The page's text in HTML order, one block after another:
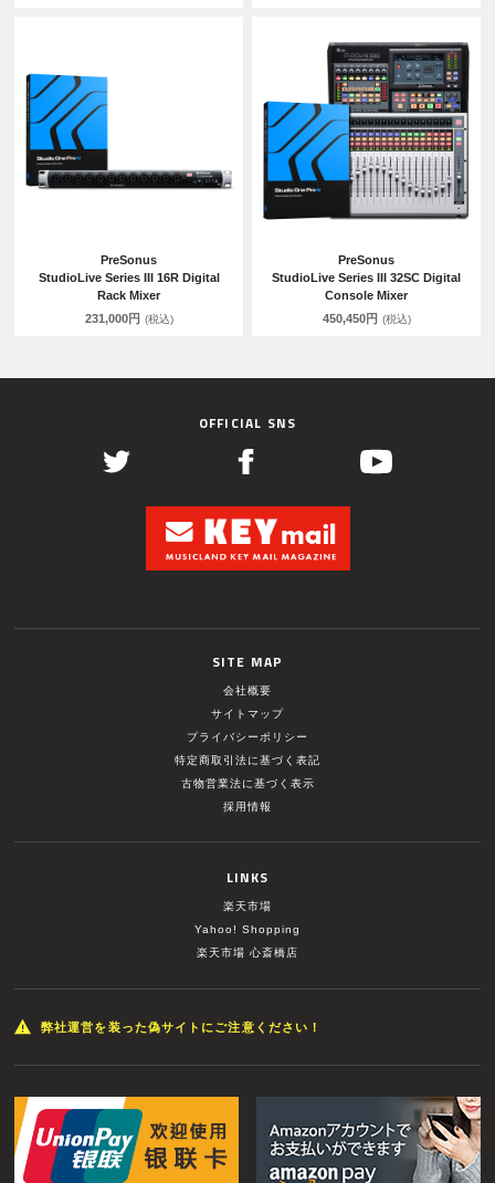
PreSonus
StudioLive Series III 16R Digital
Rack Mixer
231,000円 (税込)
PreSonus
StudioLive Series III 32SC Digital
Console Mixer
450,450円 (税込)
OFFICIAL SNS
SITE MAP
会社概要
サイトマップ
プライバシーポリシー
特定商取引法に基づく表記
古物営業法に基づく表示
採用情報
LINKS
楽天市場
Yahoo! Shopping
楽天市場 心斎橋店
弊社運営を装った偽サイトにご注意ください！